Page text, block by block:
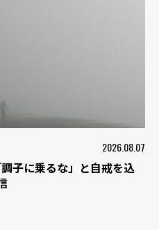
2026.08.07
子に乗るな」と自戒を込